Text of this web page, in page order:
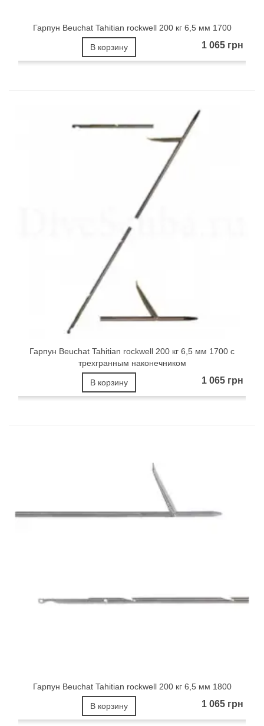
Гарпун Beuchat Tahitian rockwell 200 кг 6,5 мм 1700
1 065 грн
В корзину
Гарпун Beuchat Tahitian rockwell 200 кг 6,5 мм 1700 с
трехгранным наконечником
1 065 грн
В корзину
Гарпун Beuchat Tahitian rockwell 200 кг 6,5 мм 1800
1 065 грн
В корзину